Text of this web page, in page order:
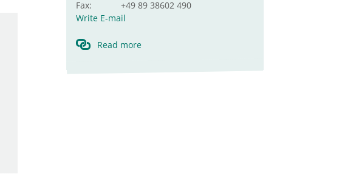
Fax:
+49 89 38602 490
Write E-mail
Read more